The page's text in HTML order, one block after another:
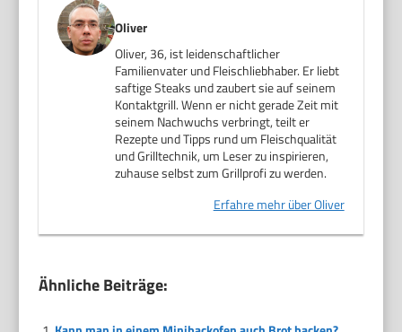
Oliver
Oliver, 36, ist leidenschaftlicher
Familienvater und Fleischliebhaber. Er liebt
saftige Steaks und zaubert sie auf seinem
Kontaktgrill. Wenn er nicht gerade Zeit mit
seinem Nachwuchs verbringt, teilt er
Rezepte und Tipps rund um Fleischqualität
und Grilltechnik, um Leser zu inspirieren,
zuhause selbst zum Grillprofi zu werden.
Erfahre mehr über Oliver
Ähnliche Beiträge: